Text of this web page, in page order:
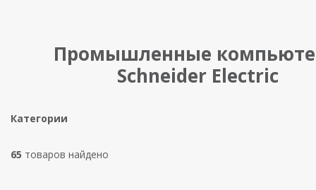
Промышленные
Schneider Electric
Категории
65 товаров найдено